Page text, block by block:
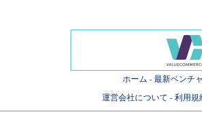
ホーム - 最新ベンチ
運営会社について - 利用規